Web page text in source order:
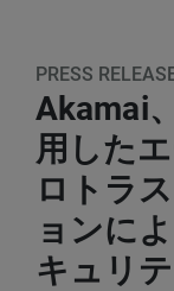
PRESS
Akamai
用した
ロトラ
ョンに
キュリ